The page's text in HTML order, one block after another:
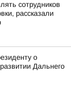
сотрудников
рассказали
о
Дальнего